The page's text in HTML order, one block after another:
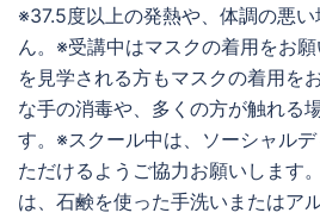
※37.5度以上の発熱や、体調の悪
ん。※受講中はマスクの着用をお
を見学される方もマスクの着用を
な手の消毒や、多くの方が触れる
す。※スクール中は、ソーシャル
ただけるようご協力お願いします
は、石鹸を使った手洗いまたはア